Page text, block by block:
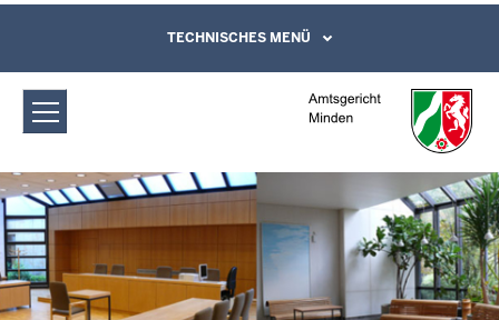
Amtsgericht Minden: Sitzungstermine
Direkt zum Inhalt
Leichte Sprache, Gebärdensprachenvideo
und Kontaktformular
TECHNISCHES MENÜ